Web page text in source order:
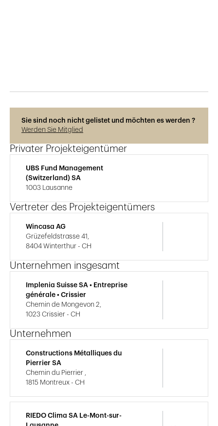
Sie sind noch nicht gelistet und möchten es werden ?
Werden Sie Mitglied
Privater Projekteigentümer
UBS Fund Management
(Switzerland) SA
1003 Lausanne
Vertreter des Projekteigentümers
Wincasa AG
Grüzefeldstrasse 41,
8404 Winterthur - CH
Unternehmen insgesamt
Implenia Suisse SA • Entreprise
générale • Crissier
Chemin de Mongevon 2,
1023 Crissier - CH
Unternehmen
Constructions Métalliques du
Pierrier SA
Chemin du Pierrier ,
1815 Montreux - CH
RIEDO Clima SA Le-Mont-sur-